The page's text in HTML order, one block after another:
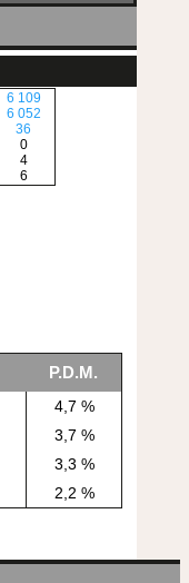
6 109
6 052
36
0
4
6
P.D.M.
4,7 %
3,7 %
3,3 %
2,2 %